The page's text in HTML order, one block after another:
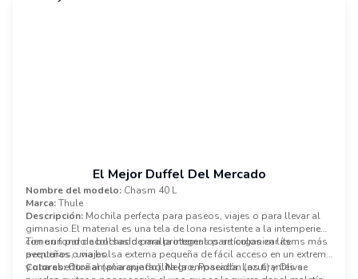
El Mejor Duffel Del Mercado
Nombre del modelo: Chasm 40 L
Marca:Thule
Descripción: Mochila perfecta para paseos, viajes o para llevar al
gimnasio.El material es una tela de lona resistente a la intemperie
con un fondo acolchado para proteger los artículos en las
aventuras o viajes.
Tiene un par de bolsas de malla internas para organizar ítems más
pequeños, una bolsa externa pequeña de fácil acceso en un extremo
y una abertura amplia que facilita la empacada. Los tirantes se
Colores:Otoñal (anaranjado), Negro, Poseidón (azul) y Oliva.